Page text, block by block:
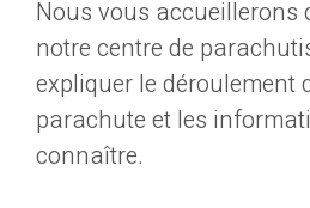
Nous vous accueillerons
notre centre de
expliquer le déroulement
parachute et les
connaître.